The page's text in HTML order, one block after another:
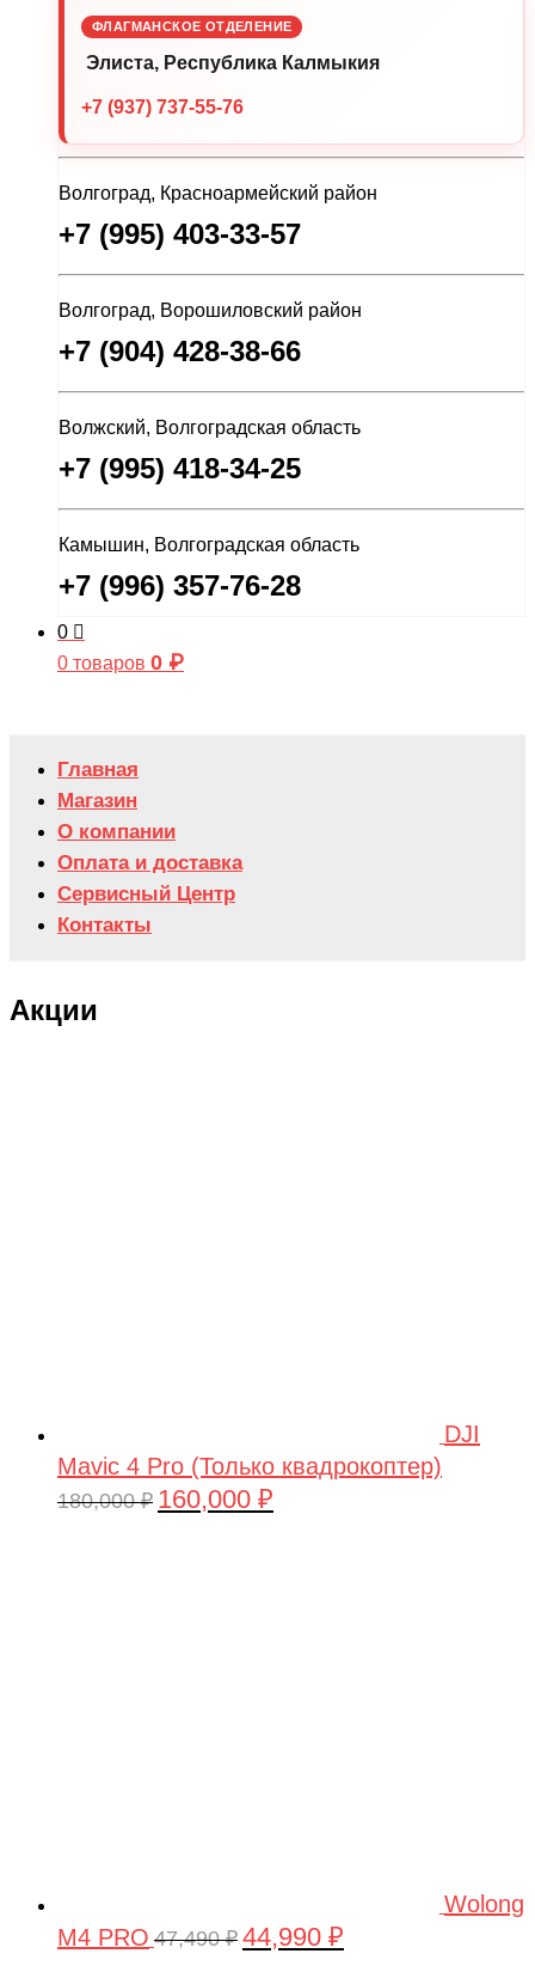
ФЛАГМАНСКОЕ ОТДЕЛЕНИЕ
Элиста, Республика Калмыкия
+7 (937) 737-55-76
Волгоград, Красноармейский район
+7 (995) 403-33-57
Волгоград, Ворошиловский район
+7 (904) 428-38-66
Волжский, Волгоградская область
+7 (995) 418-34-25
Камышин, Волгоградская область
+7 (996) 357-76-28
0
0 товаров 0 ₽
Главная
Магазин
О компании
Оплата и доставка
Сервисный Центр
Контакты
Акции
DJI
Mavic 4 Pro (Только квадрокоптер)
180,000₽ Первоначальная
160,000 ₽
Wolong
M4 PRO 47,490₽ Первоначальная
44,990 ₽